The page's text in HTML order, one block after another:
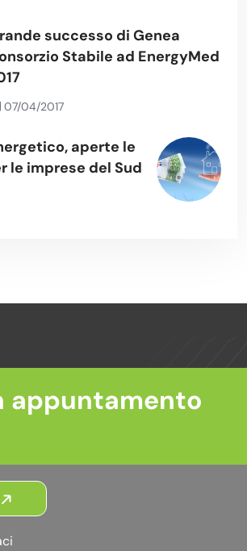
successo di Genea
Stabile ad EnergyMed
07/04/2017
aperte le
le imprese del Sud
appuntamento